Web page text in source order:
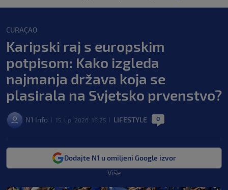
CURAÇAO
Karipski raj s europskim
potpisom: Kako izgleda
najmanja država koja se
plasirala na Svjetsko prvenstvo?
N1 Info 15. lip. 2026. 18:25 LIFESTYLE 0
Dodajte N1 u omiljeni Google izvor
Više